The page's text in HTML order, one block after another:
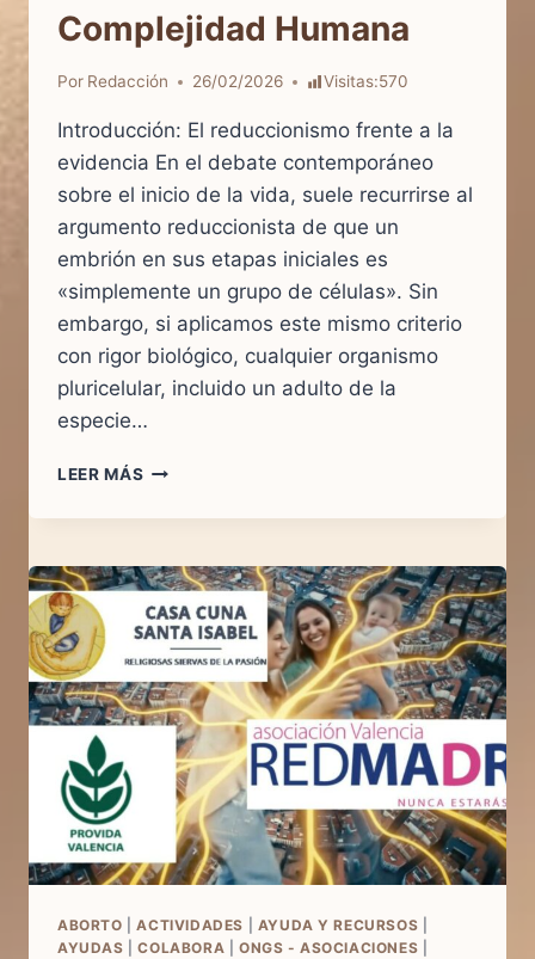
Complejidad Humana
Por Redacción 26/02/2026 Visitas:570
Introducción: El reduccionismo frente a la
evidencia En el debate contemporáneo
sobre el inicio de la vida, suele recurrirse al
argumento reduccionista de que un
embrión en sus etapas iniciales es
«simplemente un grupo de células». Sin
embargo, si aplicamos este mismo criterio
con rigor biológico, cualquier organismo
pluricelular, incluido un adulto de la
especie…
LEER MÁS LA
CIENTÍFICA
DEL
CIGOTO
A
LA
COMPLEJIDAD
HUMANA
ABORTO |ACTIVIDADES AYUDA Y RECURSOS
AYUDAS |COLABORA ONGS - ASOCIACIONES